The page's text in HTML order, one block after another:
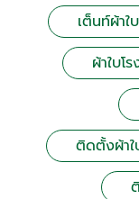
เต็นท์ผ้าใบ
ผ้าใบโ
ติดตั้งผ้า